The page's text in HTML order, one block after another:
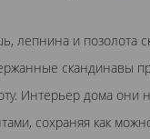
лепнина и позолота
скандинавы
Интерьер дома они
сохраняя как